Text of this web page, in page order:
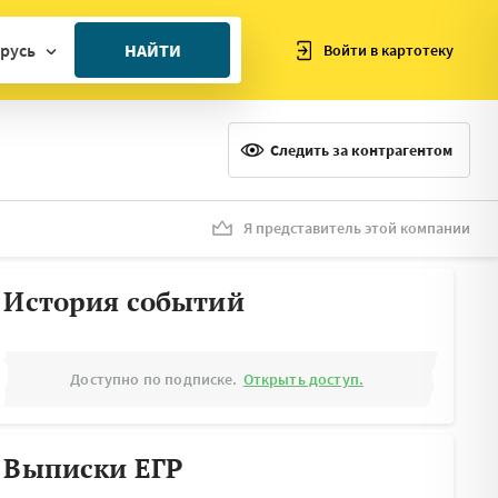
НАЙТИ Войти в картотеку
Следить за контрагентом
Я представитель этой компании
История событий
Доступно по подписке. Открыть доступ.
Выписки ЕГР